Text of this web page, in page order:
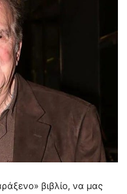
βιβλίο, να μας